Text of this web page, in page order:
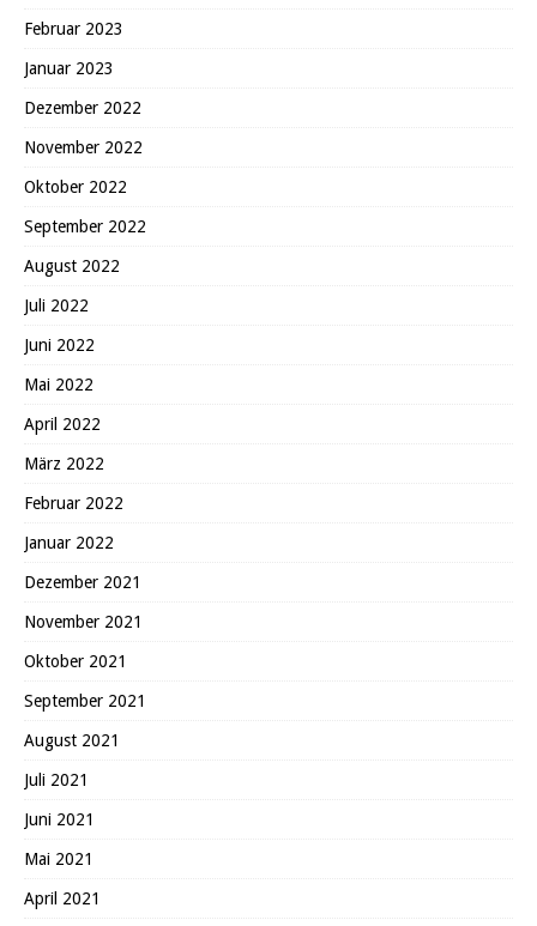
Februar 2023
Januar 2023
Dezember 2022
November 2022
Oktober 2022
September 2022
August 2022
Juli 2022
Juni 2022
Mai 2022
April 2022
März 2022
Februar 2022
Januar 2022
Dezember 2021
November 2021
Oktober 2021
September 2021
August 2021
Juli 2021
Juni 2021
Mai 2021
April 2021